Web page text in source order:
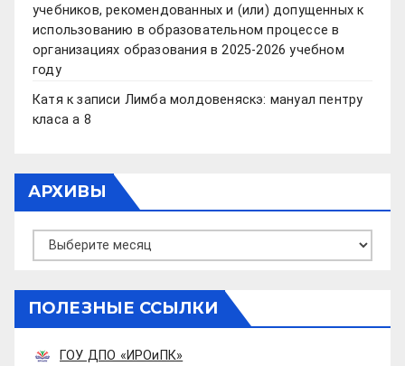
учебников, рекомендованных и (или) допущенных к
использованию в образовательном процессе в
организациях образования в 2025-2026 учебном
году
Катя к записи Лимба молдовеняскэ: мануал пентру
класа а 8
АРХИВЫ
Архивы
ПОЛЕЗНЫЕ ССЫЛКИ
ГОУ ДПО «ИРОиПК»